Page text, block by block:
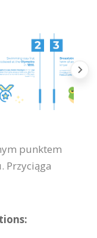
punktem
Przyciąga